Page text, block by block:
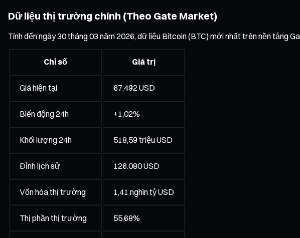
Dữ liệu thị trường chính (Theo Gate Market)
Tính đến ngày 30 tháng 03 năm 2026, dữ liệu Bitcoin (BTC) mới nhất trên nền tảng
Chỉ số Giá trị
Giá hiện tại 67.492 USD
Biến động 24h +1,02%
Khối lượng 24h 518,59 triệu USD
Đỉnh lịch sử 126.080 USD
Vốn hóa thị trường 1,41 nghìn tỷ USD
Thị phần thị trường 55,68%